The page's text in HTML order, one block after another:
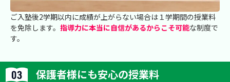
ご入塾後2学期以内に成績が上がらない場合は１学期間の授業料
を免除します。 指導力に本当に自信があるからこそ可能な制度で
す。
保護者様にも安心の授業料